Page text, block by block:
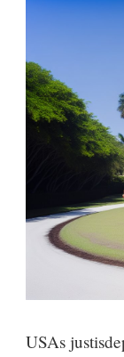
USAs